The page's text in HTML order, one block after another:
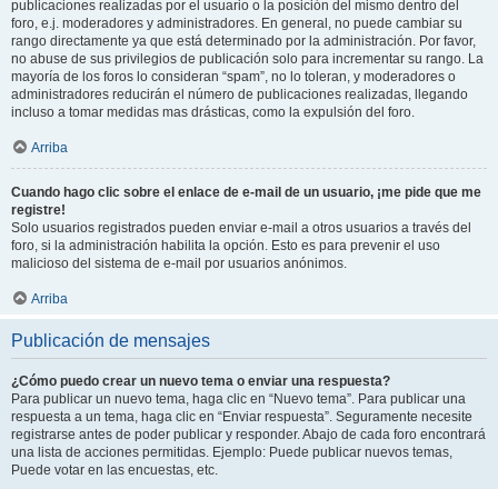
publicaciones realizadas por el usuario o la posición del mismo dentro del
foro, e.j. moderadores y administradores. En general, no puede cambiar su
rango directamente ya que está determinado por la administración. Por favor,
no abuse de sus privilegios de publicación solo para incrementar su rango. La
mayoría de los foros lo consideran “spam”, no lo toleran, y moderadores o
administradores reducirán el número de publicaciones realizadas, llegando
incluso a tomar medidas mas drásticas, como la expulsión del foro.
Arriba
Cuando hago clic sobre el enlace de e-mail de un usuario, ¡me pide que me
registre!
Solo usuarios registrados pueden enviar e-mail a otros usuarios a través del
foro, si la administración habilita la opción. Esto es para prevenir el uso
malicioso del sistema de e-mail por usuarios anónimos.
Arriba
Publicación de mensajes
¿Cómo puedo crear un nuevo tema o enviar una respuesta?
Para publicar un nuevo tema, haga clic en “Nuevo tema”. Para publicar una
respuesta a un tema, haga clic en “Enviar respuesta”. Seguramente necesite
registrarse antes de poder publicar y responder. Abajo de cada foro encontrará
una lista de acciones permitidas. Ejemplo: Puede publicar nuevos temas,
Puede votar en las encuestas, etc.